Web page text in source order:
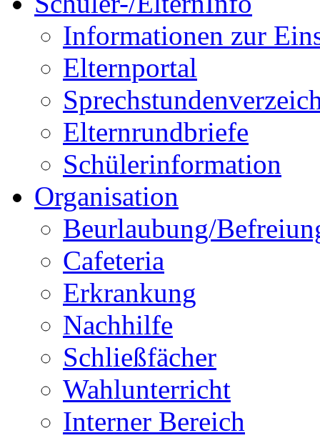
Informationen zur
Elternportal
Elternrundbriefe
Schülerinformation
Organisation
Beurlaubung/
Cafeteria
Erkrankung
Nachhilfe
Schließfächer
Wahlunterricht
Interner Bereich